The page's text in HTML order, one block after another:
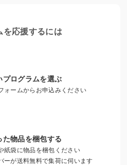
応援するためのフォーラム
を応援するには
プログラムを選ぶ
ォームからお申込みください
た物品を梱包する
紙袋に物品を梱包ください
ーが送料無料で集荷に伺います